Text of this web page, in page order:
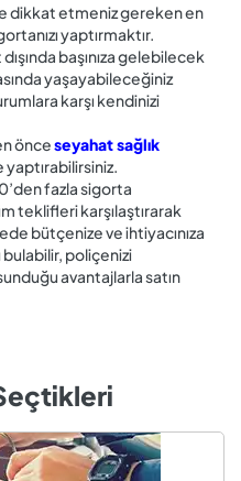
dikkat etmeniz gereken en
yaptırmaktır.
başınıza gelebilecek
yaşayabileceğiniz
karşı kendinizi
önceseyahat sağlık
yaptırabilirsiniz.
fazla sigorta
teklifleri karşılaştırarak
bütçenize ve ihtiyacınıza
bulabilir, poliçenizi
avantajlarla satın